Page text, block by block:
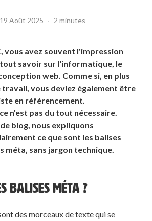
19 Août 2025 · 2 minutes
vous avez souvent l'impression
savoir sur l'informatique, le
web. Comme si, en plus
vous deviez également être
en référencement.
n'est pas du tout nécessaire.
blog, nous expliquons
ce que sont les balises
méta, sans jargon technique.
BALISES MÉTA ?
des morceaux de texte qui se